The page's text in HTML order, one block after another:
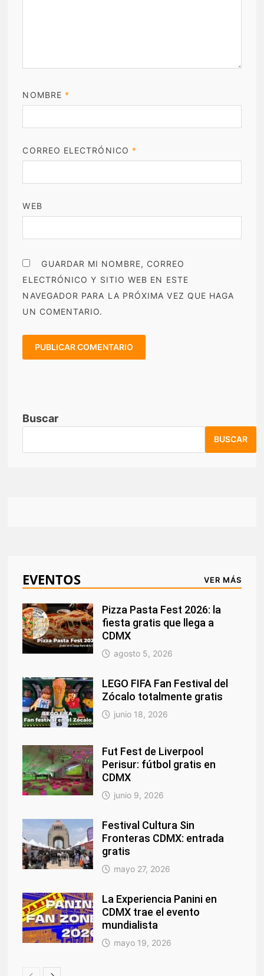
NOMBRE *
CORREO ELECTRÓNICO *
WEB
GUARDAR MI NOMBRE, CORREO
ELECTRÓNICO Y SITIO WEB EN ESTE
NAVEGADOR PARA LA PRÓXIMA VEZ QUE HAGA
UN COMENTARIO.
Buscar
BUSCAR
EVENTOS VER MÁS
Pizza Pasta Fest 2026: la
fiesta gratis que llega a
CDMX
agosto 5, 2026
LEGO FIFA Fan Festival del
Zócalo totalmente gratis
junio 18, 2026
Fut Fest de Liverpool
Perisur: fútbol gratis en
CDMX
junio 9, 2026
Festival Cultura Sin
Fronteras CDMX: entrada
gratis
mayo 27, 2026
La Experiencia Panini en
CDMX trae el evento
mundialista
mayo 19, 2026